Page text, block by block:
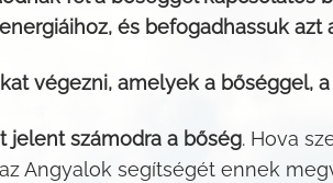
és befogadhassuk azt
végezni, amelyek a bőséggel,
jelent számodra a bőség. Hova
Angyalok segítségét ennek